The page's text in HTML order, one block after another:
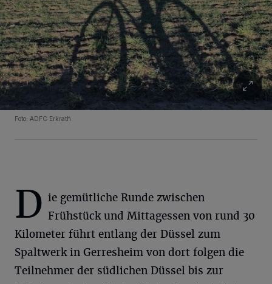
Foto: ADFC Erkrath
D ie gemütliche Runde zwischen
Frühstück und Mittagessen von rund 30
Kilometer führt entlang der Düssel zum
Spaltwerk in Gerresheim von dort folgen die
Teilnehmer der südlichen Düssel bis zur